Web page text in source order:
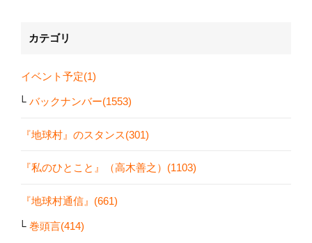
カテゴリ
イベント予定(1)
バックナンバー(1553)
『地球村』のスタンス(301)
『私のひとこと』（高木善之）(1103)
『地球村通信』(661)
巻頭言(414)